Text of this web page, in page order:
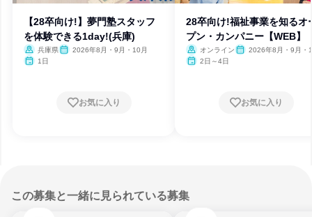
【28卒向け!】夢門塾スタッフ
を体験できる1day!(兵庫)
兵庫県
2026年8月・9月・10月
1日
お気に入り
28卒向け!福祉事業を知るオ
プン・カンパニー【WEB】
オンライン
2026年8月・9月・
2日～4日
お気に入り
この募集と一緒に見られている募集